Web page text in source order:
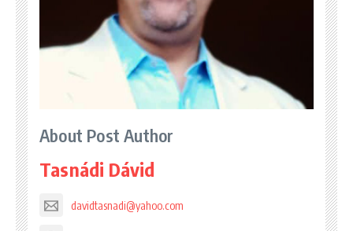
About Post Author
Tasnádi Dávid
davidtasnadi@yahoo.com